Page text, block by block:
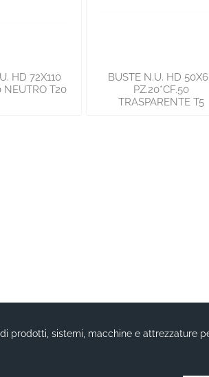
HD 72X110
NEUTRO T20
BUSTE N.U. HD
PZ.20*CF.50
TRASPARENTE T5
prodotti, sistemi, macchine e attrezzature